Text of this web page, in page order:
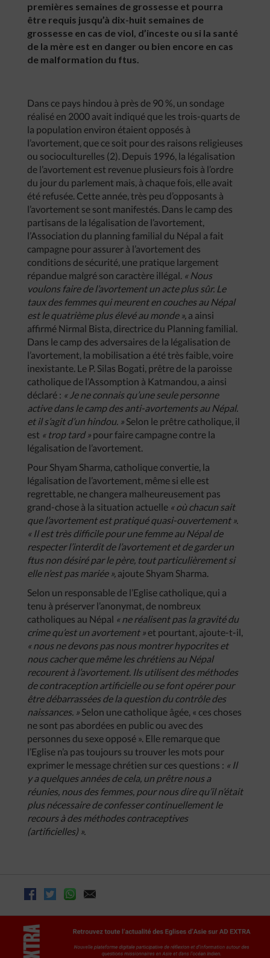
premières semaines de grossesse et pourra
être requis jusqu’à dix-huit semaines de
grossesse en cas de viol, d’inceste ou si la santé
de la mère est en danger ou bien encore en cas
de malformation du ftus.
Dans ce pays hindou à près de 90 %, un sondage
réalisé en 2000 avait indiqué que les trois-quarts de
la population environ étaient opposés à
l’avortement, que ce soit pour des raisons religieuses
ou socioculturelles (2). Depuis 1996, la légalisation
de l’avortement est revenue plusieurs fois à l’ordre
du jour du parlement mais, à chaque fois, elle avait
été refusée. Cette année, très peu d’opposants à
l’avortement se sont manifestés. Dans le camp des
partisans de la légalisation de l’avortement,
l’Association du planning familial du Népal a fait
campagne pour assurer à l’avortement des
conditions de sécurité, une pratique largement
répandue malgré son caractère illégal. « Nous
voulons faire de l’avortement un acte plus sûr. Le
taux des femmes qui meurent en couches au Népal
est le quatrième plus élevé au monde », a ainsi
affirmé Nirmal Bista, directrice du Planning familial.
Dans le camp des adversaires de la légalisation de
l’avortement, la mobilisation a été très faible, voire
inexistante. Le P. Silas Bogati, prêtre de la paroisse
catholique de l’Assomption à Katmandou, a ainsi
déclaré : « Je ne connais qu’une seule personne
active dans le camp des anti-avortements au Népal.
et il s’agit d’un hindou. » Selon le prêtre catholique, il
est « trop tard » pour faire campagne contre la
légalisation de l’avortement.
Pour Shyam Sharma, catholique convertie, la
légalisation de l’avortement, même si elle est
regrettable, ne changera malheureusement pas
grand-chose à la situation actuelle « où chacun sait
que l’avortement est pratiqué quasi-ouvertement ».
« Il est très difficile pour une femme au Népal de
respecter l’interdit de l’avortement et de garder un
ftus non désiré par le père, tout particulièrement si
elle n’est pas mariée », ajoute Shyam Sharma.
Selon un responsable de l’Eglise catholique, qui a
tenu à préserver l’anonymat, de nombreux
catholiques au Népal « ne réalisent pas la gravité du
crime qu’est un avortement » et pourtant, ajoute-t-il,
« nous ne devons pas nous montrer hypocrites et
nous cacher que même les chrétiens au Népal
recourent à l’avortement. Ils utilisent des méthodes
de contraception artificielle ou se font opérer pour
être débarrassées de la question du contrôle des
naissances. » Selon une catholique âgée, « ces choses
ne sont pas abordées en public ou avec des
personnes du sexe opposé ». Elle remarque que
l’Eglise n’a pas toujours su trouver les mots pour
exprimer le message chrétien sur ces questions : « Il
y a quelques années de cela, un prêtre nous a
réunies, nous des femmes, pour nous dire qu’il n’était
plus nécessaire de confesser continuellement le
recours à des méthodes contraceptives
(artificielles) ».